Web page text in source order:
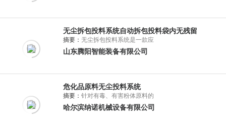
无尘拆包投料系统自动拆包投料袋内无残留
摘要： 无尘拆包投料系统是一款应
山东腾阳智能装备有限公司
危化品原料无尘投料系统
摘要： 针对有毒、有害粉体原料的
哈尔滨纳诺机械设备有限公司